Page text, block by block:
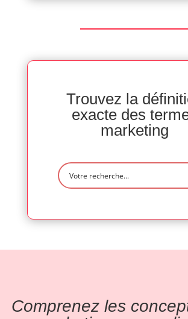
Trouvez la
exacte des
marketing
Comprenez les